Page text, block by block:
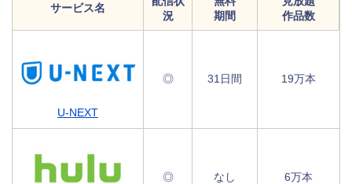
サービス名
況
期間
作品数
U-NEXT
◎ 31日間 19万本
◎ なし 6万本